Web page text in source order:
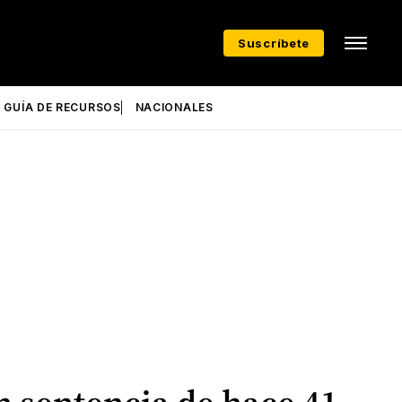
Suscríbete
GUÍA DE RECURSOS NACIONALES